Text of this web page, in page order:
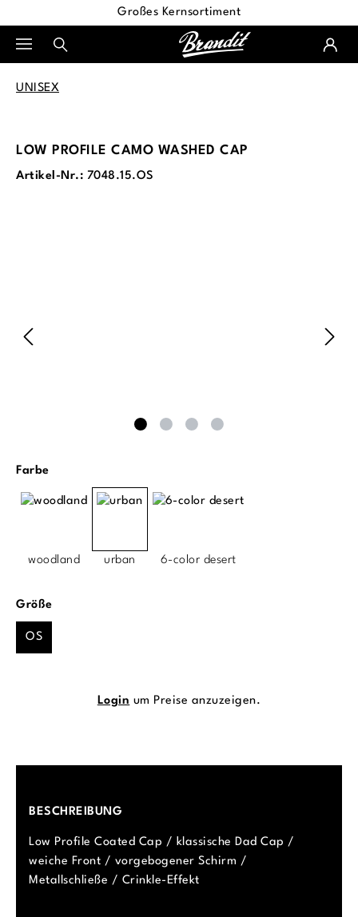
Großes Kernsortiment
UNISEX
LOW PROFILE CAMO WASHED CAP
Artikel-Nr.: 7048.15.OS
Farbeauswählen
woodland urban 6-color desert
Größeauswählen
OS
Login um Preise anzuzeigen.
BESCHREIBUNG
Low Profile Coated Cap / klassische Dad Cap /
weiche Front / vorgebogener Schirm /
Metallschließe / Crinkle-Effekt